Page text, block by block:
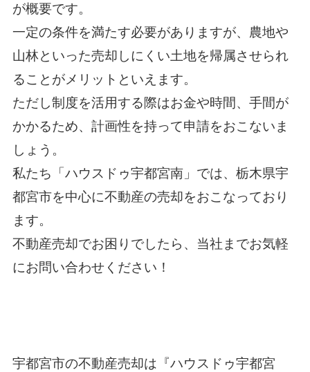
が概要です。
一定の条件を満たす必要がありますが、農地や
山林といった売却しにくい土地を帰属させられ
ることがメリットといえます。
ただし制度を活用する際はお金や時間、手間が
かかるため、計画性を持って申請をおこないま
しょう。
私たち「ハウスドゥ宇都宮南」では、栃木県宇
都宮市を中心に不動産の売却をおこなっており
ます。
不動産売却でお困りでしたら、当社までお気軽
にお問い合わせ ください！
宇都宮市の不動産売却は『ハウスドゥ宇都宮